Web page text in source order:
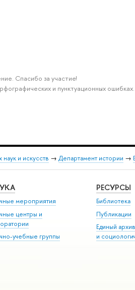
Спасибо за участие!
и пунктуационных ошибках.
и искусств → Департамент истории →
мероприятия
центры и
учебные группы
РЕСУРСЫ
Библиотека
Публикации
Единый
и